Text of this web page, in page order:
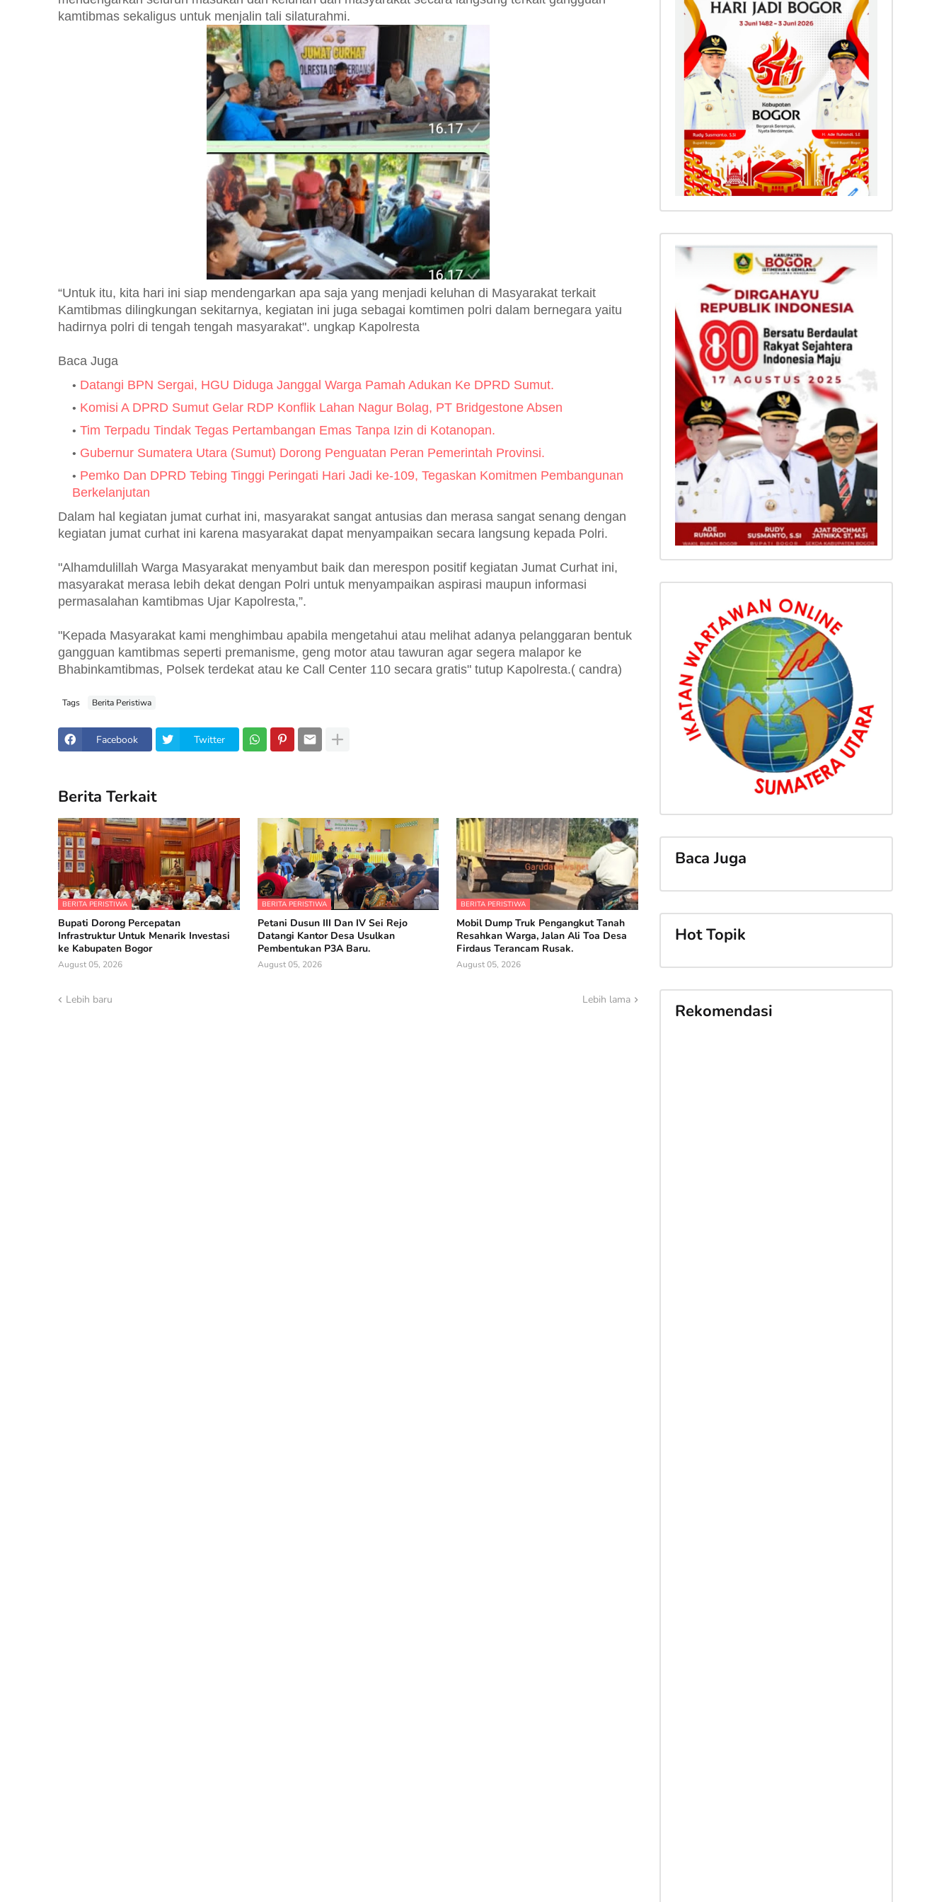
kamtibmas sekaligus untuk menjalin tali silaturahmi.
“Untuk itu, kita hari ini siap mendengarkan apa saja yang menjadi keluhan di Masyarakat terkait
Kamtibmas dilingkungan sekitarnya, kegiatan ini juga sebagai komtimen polri dalam bernegara yaitu
hadirnya polri di tengah tengah masyarakat". ungkap Kapolresta
Baca Juga
Datangi BPN Sergai, HGU Diduga Janggal Warga Pamah Adukan Ke DPRD Sumut.
Komisi A DPRD Sumut Gelar RDP Konflik Lahan Nagur Bolag, PT Bridgestone Absen
Tim Terpadu Tindak Tegas Pertambangan Emas Tanpa Izin di Kotanopan.
Gubernur Sumatera Utara (Sumut) Dorong Penguatan Peran Pemerintah Provinsi.
Pemko Dan DPRD Tebing Tinggi Peringati Hari Jadi ke-109, Tegaskan Komitmen Pembangunan
Berkelanjutan
Dalam hal kegiatan jumat curhat ini, masyarakat sangat antusias dan merasa sangat senang dengan
kegiatan jumat curhat ini karena masyarakat dapat menyampaikan secara langsung kepada Polri.
"Alhamdulillah Warga Masyarakat menyambut baik dan merespon positif kegiatan Jumat Curhat ini,
masyarakat merasa lebih dekat dengan Polri untuk menyampaikan aspirasi maupun informasi
permasalahan kamtibmas Ujar Kapolresta,”.
"Kepada Masyarakat kami menghimbau apabila mengetahui atau melihat adanya pelanggaran bentuk
gangguan kamtibmas seperti premanisme, geng motor atau tawuran agar segera malapor ke
Bhabinkamtibmas, Polsek terdekat atau ke Call Center 110 secara gratis" tutup Kapolresta.( candra)
Tags Berita Peristiwa
Facebook Twitter
Berita Terkait
BERITA PERISTIWA
Bupati Dorong Percepatan
Infrastruktur Untuk Menarik Investasi
ke Kabupaten Bogor
August 05, 2026
BERITA PERISTIWA
Petani Dusun III Dan IV Sei Rejo
Datangi Kantor Desa Usulkan
Pembentukan P3A Baru.
August 05, 2026
BERITA PERISTIWA
Mobil Dump Truk Pengangkut Tanah
Resahkan Warga, Jalan Ali Toa Desa
Firdaus Terancam Rusak.
August 05, 2026
Lebih baru Lebih lama
Baca Juga
Hot Topik
Rekomendasi